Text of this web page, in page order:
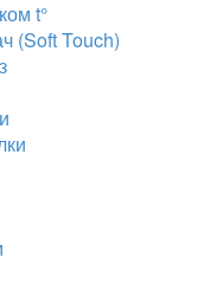
t°
(Soft Touch)